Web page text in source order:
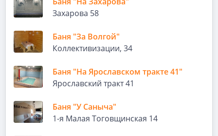
Захарова 58
Баня "За Волгой"
Коллективизации, 34
Баня "На Ярославском тракте 41"
Ярославский тракт 41
Баня "У Саныча"
1-я Малая Тоговщинская 14